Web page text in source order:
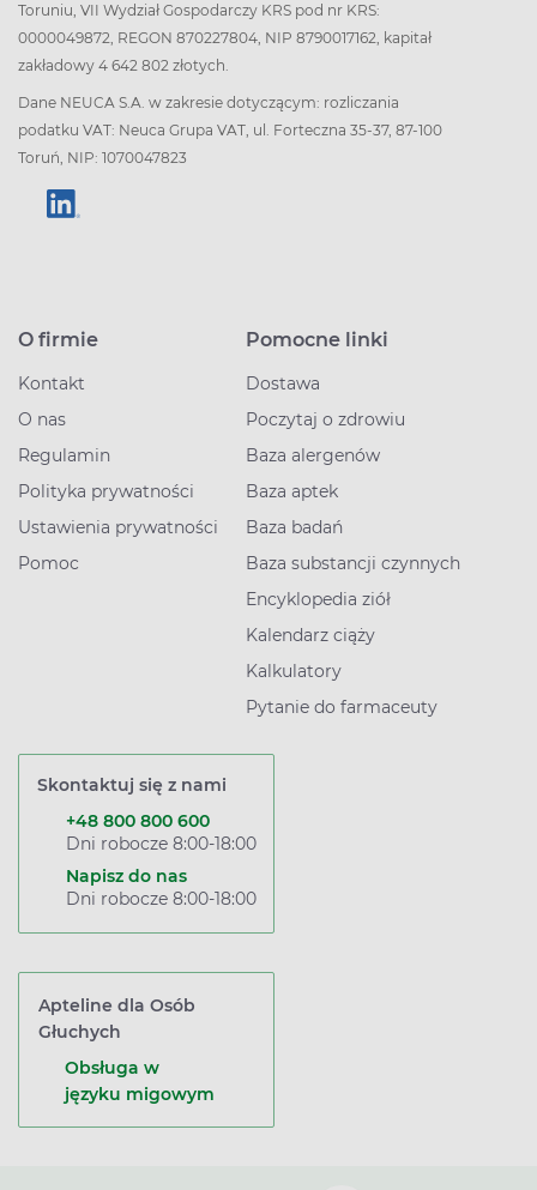
Toruniu, VII Wydział Gospodarczy KRS pod nr KRS:
0000049872, REGON 870227804, NIP 8790017162, kapitał
zakładowy 4 642 802 złotych.
Dane NEUCA S.A. w zakresie dotyczącym: rozliczania
podatku VAT: Neuca Grupa VAT, ul. Forteczna 35-37, 87-100
Toruń, NIP: 1070047823
O firmie
Kontakt
O nas
Regulamin
Polityka prywatności
Ustawienia prywatności
Pomoc
Pomocne linki
Dostawa
Poczytaj o zdrowiu
Baza alergenów
Baza aptek
Baza badań
Baza substancji czynnych
Encyklopedia ziół
Kalendarz ciąży
Kalkulatory
Pytanie do farmaceuty
Skontaktuj się z nami
+48 800 800 600
Dni robocze 8:00-18:00
Napisz do nas
Dni robocze 8:00-18:00
Apteline dla Osób
Głuchych
Obsługa w
języku migowym